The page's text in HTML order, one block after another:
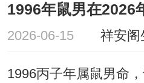
1996年鼠男在2026
2026-06-15 祥安阁
1996丙子年属鼠男命